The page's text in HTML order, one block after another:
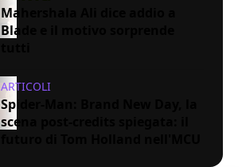
Mahershala Ali dice addio a
Blade e il motivo sorprende
ARTICOLI
Spider-Man: Brand New Day, la
scena post-credits spiegata: il